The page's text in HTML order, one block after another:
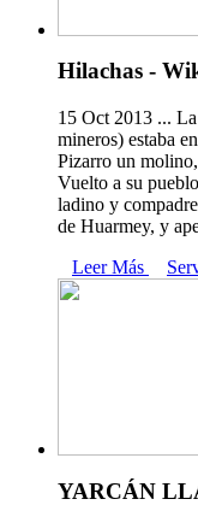
Hilachas -
15 Oct 2013 ...
mineros) estaba
Pizarro un
Vuelto a su
ladino y
de Huarmey, y
Leer Más
YARCÁN